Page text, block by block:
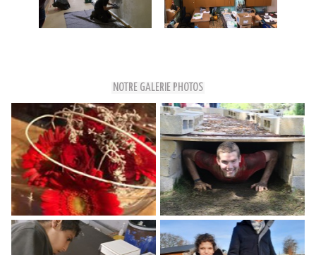
NOTRE GALERIE PHOTOS